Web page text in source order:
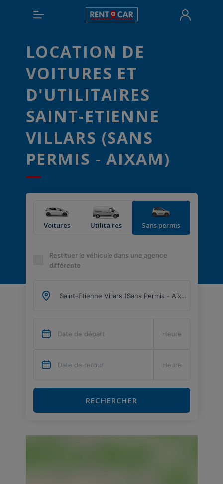
LOCATION DE
VOITURES ET
D'UTILITAIRES
SAINT-ETIENNE
VILLARS (SANS
PERMIS - AIXAM)
Voitures Utilitaires Sans permis
Restituer le véhicule dans une agence
différente
RECHERCHER